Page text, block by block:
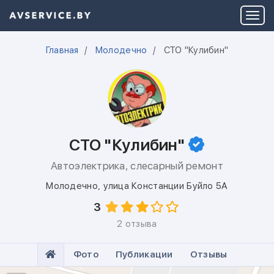
Главная Молодечно СТО "Кулибин"
СТО "Кулибин"
Автоэлектрика, слесарный ремонт
Молодечно, улица Констанции Буйло 5А
3
2 отзыва
Фото Публикации Отзывы